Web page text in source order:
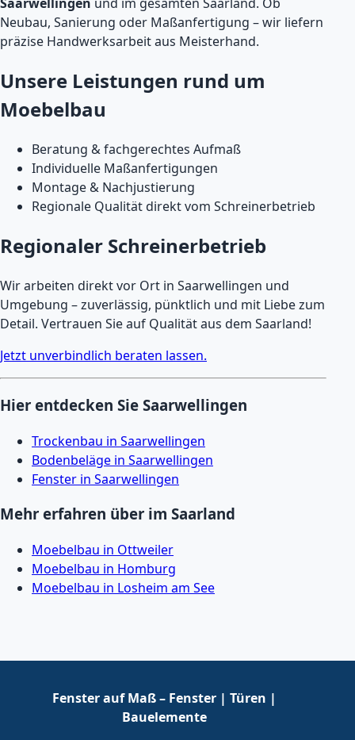
Saarwellingen und im gesamten Saarland. Ob
Neubau, Sanierung oder Maßanfertigung – wir liefern
präzise Handwerksarbeit aus Meisterhand.
Unsere Leistungen rund um
Moebelbau
Beratung & fachgerechtes Aufmaß
Individuelle Maßanfertigungen
Montage & Nachjustierung
Regionale Qualität direkt vom Schreinerbetrieb
Regionaler Schreinerbetrieb
Wir arbeiten direkt vor Ort in Saarwellingen und
Umgebung – zuverlässig, pünktlich und mit Liebe zum
Detail. Vertrauen Sie auf Qualität aus dem Saarland!
Jetzt unverbindlich beraten lassen.
Hier entdecken Sie Saarwellingen
Trockenbau in Saarwellingen
Bodenbeläge in Saarwellingen
Fenster in Saarwellingen
Mehr erfahren über im Saarland
Moebelbau in Ottweiler
Moebelbau in Homburg
Moebelbau in Losheim am See
Fenster auf Maß – Fenster | Türen |
Bauelemente